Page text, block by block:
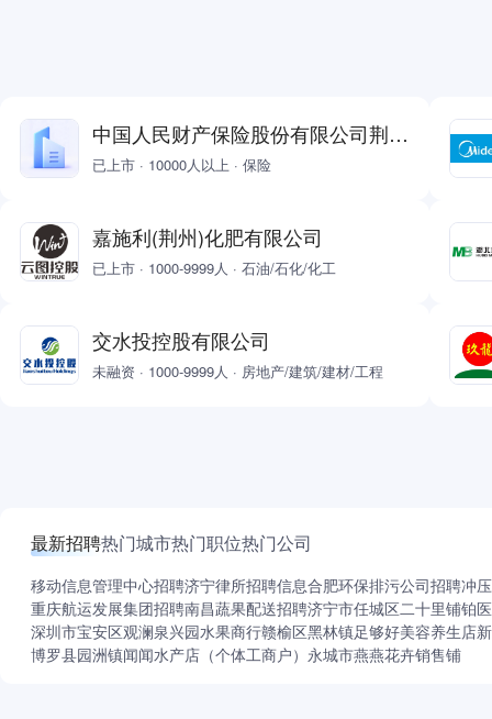
中国人民财产保险股份有限公司荆州市中山支公司
已上市 · 10000人以上 · 保险
嘉施利(荆州)化肥有限公司
已上市 · 1000-9999人 · 石油/石化/化工
交水投控股有限公司
未融资 · 1000-9999人 · 房地产/建筑/建材/工程
最新招聘热门城市热门职位热门公司
移动信息管理中心招聘济宁律所招聘信息合肥环保排污公司招聘冲
重庆航运发展集团招聘南昌蔬果配送招聘济宁市任城区二十里铺铂
深圳市宝安区观澜泉兴园水果商行赣榆区黑林镇足够好美容养生店
博罗县园洲镇闻闻水产店（个体工商户） 永城市燕燕花卉销售铺